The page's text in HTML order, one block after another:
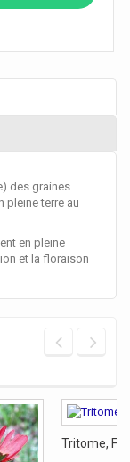
des graines
pleine terre au
en pleine
et la floraison
Tritome,